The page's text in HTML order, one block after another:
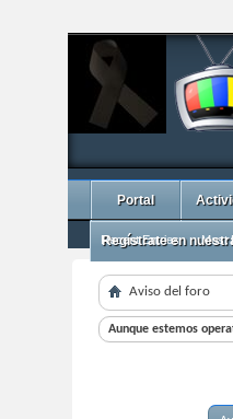
Portal
Recent Entries Most
Regístrate en
Aviso del foro
Aunque estemos